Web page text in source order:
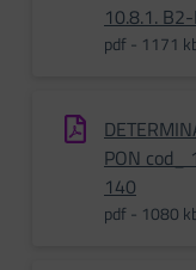
10.8.1.
pdf - 1171
PON cod_
140
pdf - 1080